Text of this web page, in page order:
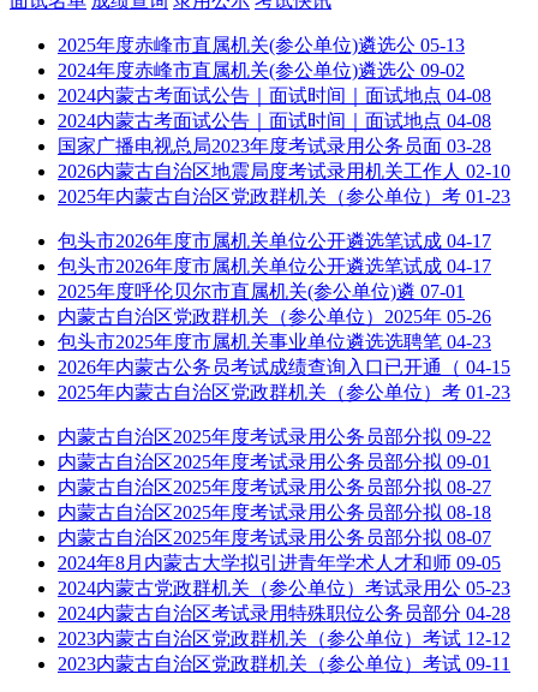
2025年度赤峰市直属机关(参公单位)遴选公 05-13
2024年度赤峰市直属机关(参公单位)遴选公 09-02
2024内蒙古考面试公告｜面试时间｜面试地点 04-08
2024内蒙古考面试公告｜面试时间｜面试地点 04-08
国家广播电视总局2023年度考试录用公务员面 03-28
2026内蒙古自治区地震局度考试录用机关工作人 02-10
2025年内蒙古自治区党政群机关（参公单位）考 01-23
包头市2026年度市属机关单位公开遴选笔试成 04-17
包头市2026年度市属机关单位公开遴选笔试成 04-17
2025年度呼伦贝尔市直属机关(参公单位)遴 07-01
内蒙古自治区党政群机关（参公单位）2025年 05-26
包头市2025年度市属机关事业单位遴选选聘笔 04-23
2026年内蒙古公务员考试成绩查询入口已开通（ 04-15
2025年内蒙古自治区党政群机关（参公单位）考 01-23
内蒙古自治区2025年度考试录用公务员部分拟 09-22
内蒙古自治区2025年度考试录用公务员部分拟 09-01
内蒙古自治区2025年度考试录用公务员部分拟 08-27
内蒙古自治区2025年度考试录用公务员部分拟 08-18
内蒙古自治区2025年度考试录用公务员部分拟 08-07
2024年8月内蒙古大学拟引进青年学术人才和师 09-05
2024内蒙古党政群机关（参公单位）考试录用公 05-23
2024内蒙古自治区考试录用特殊职位公务员部分 04-28
2023内蒙古自治区党政群机关（参公单位）考试 12-12
2023内蒙古自治区党政群机关（参公单位）考试 09-11